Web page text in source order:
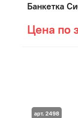
Банкетка
Цена по
арт. 2498